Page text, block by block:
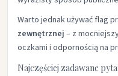
Warto jednak używać flag
zewnętrznej – z
oczkami i odpornością na
Najczęściej zadawane